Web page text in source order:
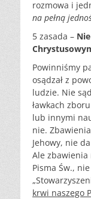
rozmowa i
na pełną
5 zasada –
Powinniśmy
osądzał z
ludzie. Nie
ławkach
lub innymi
nie.
Jehowy, nie
Ale zbawienia
Pisma Św.,
krwi naszego